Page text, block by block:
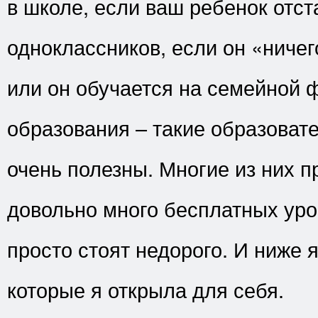
в школе, если ваш ребенок
одноклассников, если он
или он обучается на семейной
образования – такие
очень полезны. Многие из них
довольно много бесплатных
просто стоят недорого. И ниже
которые я открыла для себя.